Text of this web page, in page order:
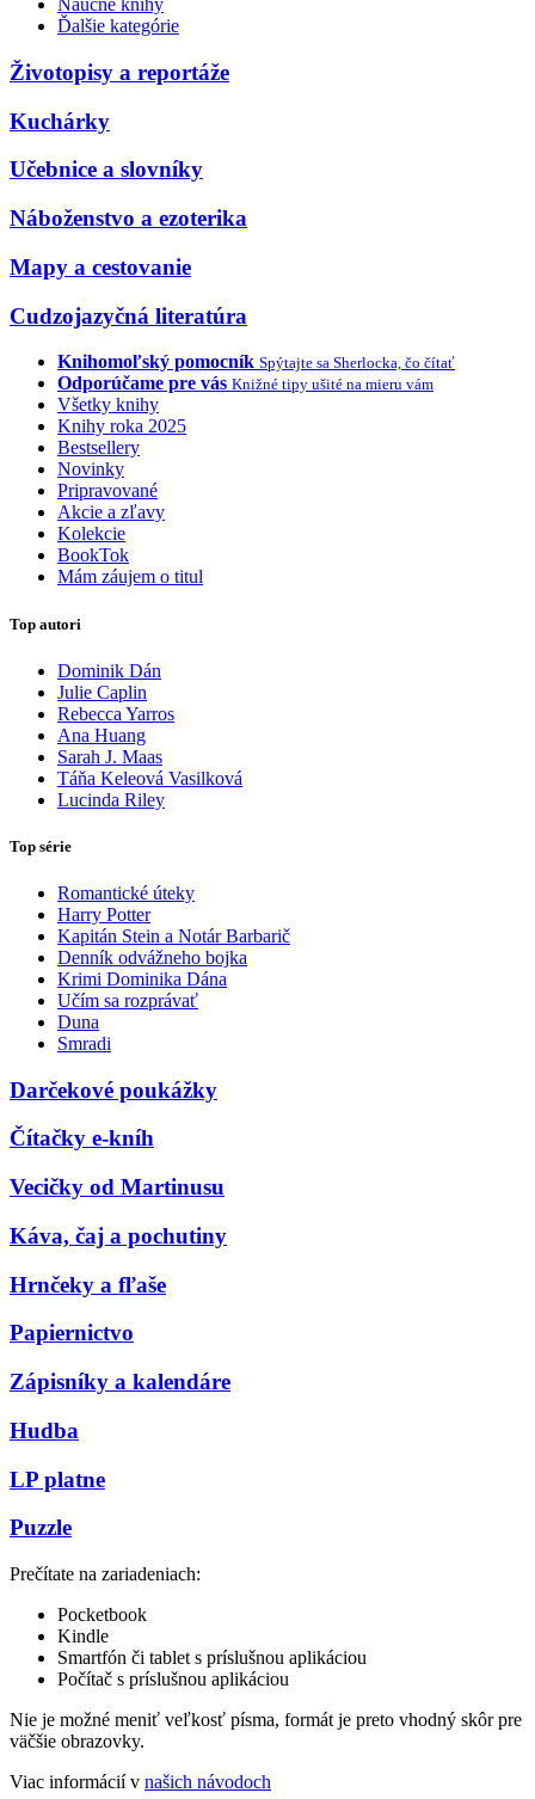
Náučné knihy
Ďalšie kategórie
Životopisy a reportáže
Kuchárky
Učebnice a slovníky
Náboženstvo a ezoterika
Mapy a cestovanie
Cudzojazyčná literatúra
Knihomoľský pomocník Spýtajte sa Sherlocka, čo čítať
Odporúčame pre vás Knižné tipy ušité na mieru vám
Všetky knihy
Knihy roka 2025
Bestsellery
Novinky
Pripravované
Akcie a zľavy
Kolekcie
BookTok
Mám záujem o titul
Top autori
Dominik Dán
Julie Caplin
Rebecca Yarros
Ana Huang
Sarah J. Maas
Táňa Keleová Vasilková
Lucinda Riley
Top série
Romantické úteky
Harry Potter
Kapitán Stein a Notár Barbarič
Denník odvážneho bojka
Krimi Dominika Dána
Učím sa rozprávať
Duna
Smradi
Darčekové poukážky
Čítačky e-kníh
Vecičky od Martinusu
Káva, čaj a pochutiny
Hrnčeky a fľaše
Papiernictvo
Zápisníky a kalendáre
Hudba
LP platne
Puzzle
Prečítate na zariadeniach:
Pocketbook
Kindle
Smartfón či tablet s príslušnou aplikáciou
Počítač s príslušnou aplikáciou
Nie je možné meniť veľkosť písma, formát je preto vhodný skôr pre
väčšie obrazovky.
Viac informácií v našich návodoch